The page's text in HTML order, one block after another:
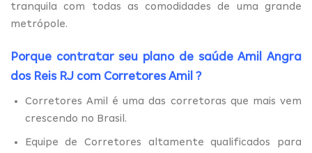
tranquila com todas as comodidades de uma grande
metrópole.
Porque contratar seu plano de saúde Amil Angra
dos Reis RJ com Corretores Amil ?
Corretores Amil é uma das corretoras que mais vem
crescendo no Brasil.
Equipe de Corretores altamente qualificados para